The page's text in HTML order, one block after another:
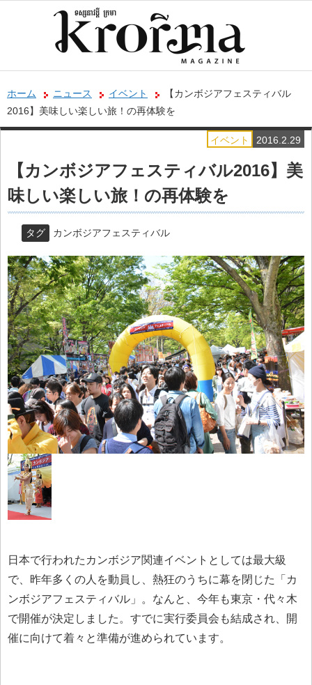
ホーム ニュース イベント
【カンボジアフェスティバル
2016】美味しい楽しい旅！の再体験を
2016.2.29
イベント
【カンボジアフェスティバル2016】美
味しい楽しい旅！の再体験を
タグ カンボジアフェスティバル
日本で行われたカンボジア関連イベントとしては最大級
で、昨年多くの人を動員し、熱狂のうちに幕を閉じた「カ
ンボジアフェスティバル」。なんと、今年も東京・代々木
で開催が決定しました。すでに実行委員会も結成され、開
催に向けて着々と準備が進められています。